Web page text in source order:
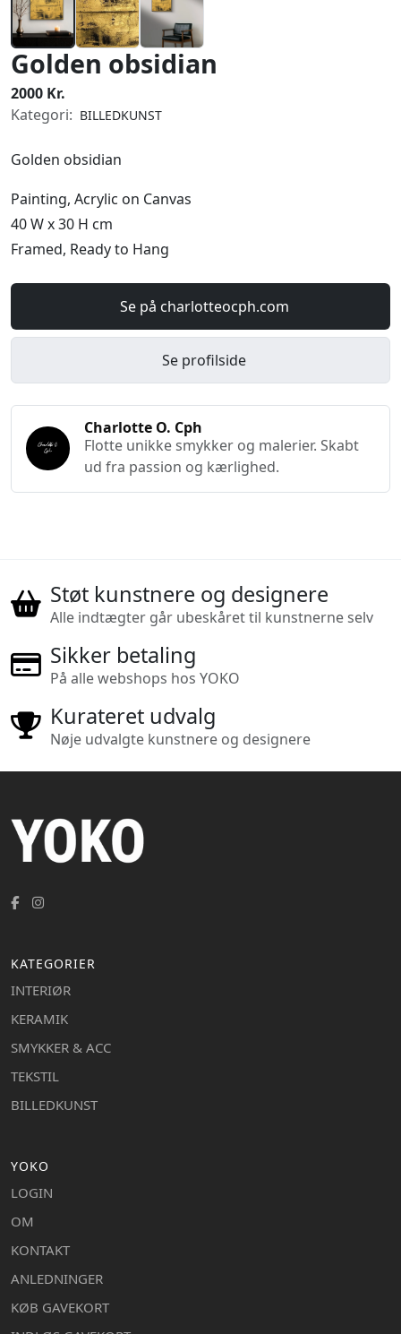
Golden obsidian
2000 Kr.
Kategori: BILLEDKUNST
Golden obsidian
Painting, Acrylic on Canvas
40 W x 30 H cm
Framed, Ready to Hang
Se på charlotteocph.com
Se profilside
Charlotte O. Cph
Flotte unikke smykker og malerier. Skabt
ud fra passion og kærlighed.
Støt kunstnere og designere
Alle indtægter går ubeskåret til kunstnerne selv
Sikker betaling
På alle webshops hos YOKO
Kurateret udvalg
Nøje udvalgte kunstnere og designere
KATEGORIER
INTERIØR
KERAMIK
SMYKKER & ACC
TEKSTIL
BILLEDKUNST
YOKO
LOGIN
OM
KONTAKT
ANLEDNINGER
KØB GAVEKORT